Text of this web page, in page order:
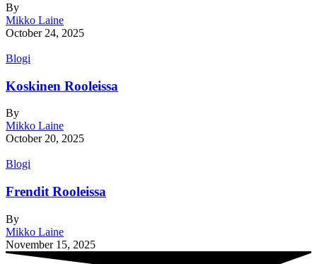
By
Mikko Laine
October 24, 2025
Blogi
Koskinen Rooleissa
By
Mikko Laine
October 20, 2025
Blogi
Frendit Rooleissa
By
Mikko Laine
November 15, 2025